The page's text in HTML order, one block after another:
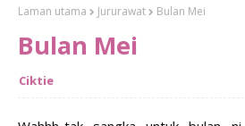
Laman utama Jururawat Bulan Mei
Bulan Mei
Ciktie